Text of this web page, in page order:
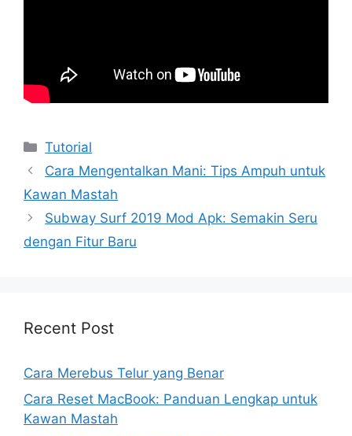
Kategori
Tutorial
Cara Mengentalkan Mani: Tips Ampuh untuk
Kawan Mastah
Subway Surf 2019 Mod Apk: Semakin Seru
dengan Fitur Baru
Recent Post
Cara Merebus Telur yang Benar
Cara Reset MacBook: Panduan Lengkap untuk
Kawan Mastah